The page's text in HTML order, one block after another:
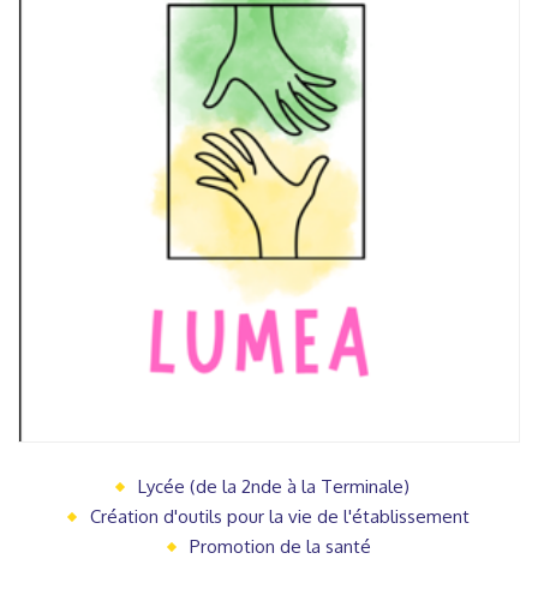
Lycée (de la 2nde à la Terminale)
Création d'outils pour la vie de l'établissement
Promotion de la santé